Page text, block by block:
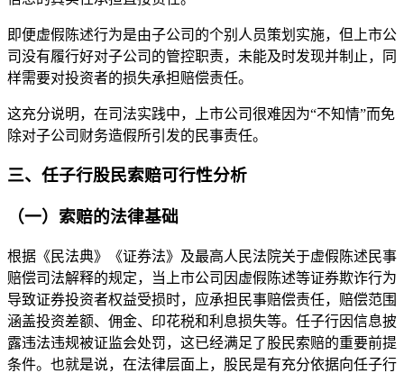
即便虚假陈述行为是由子公司的个别人员策划实施，但上市公
司没有履行好对子公司的管控职责，未能及时发现并制止，同
样需要对投资者的损失承担赔偿责任。
这充分说明，在司法实践中，上市公司很难因为“不知情”而免
除对子公司财务造假所引发的民事责任。
三、任子行股民索赔可行性分析
（一）索赔的法律基础
根据《民法典》《证券法》及最高人民法院关于虚假陈述民事
赔偿司法解释的规定，当上市公司因虚假陈述等证券欺诈行为
导致证券投资者权益受损时，应承担民事赔偿责任，赔偿范围
涵盖投资差额、佣金、印花税和利息损失等。任子行因信息披
露违法违规被证监会处罚，这已经满足了股民索赔的重要前提
条件。也就是说，在法律层面上，股民是有充分依据向任子行